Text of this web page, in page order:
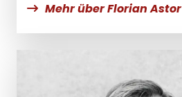
Mehr über Florian Astor